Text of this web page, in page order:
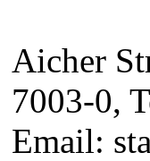
Aicher
7003-0,
Email: